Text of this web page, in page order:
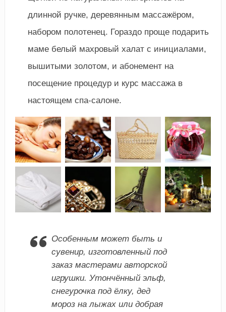
длинной ручке, деревянным массажёром,
набором полотенец. Гораздо проще подарить
маме белый махровый халат с инициалами,
вышитыми золотом, и абонемент на
посещение процедур и курс массажа в
настоящем спа-салоне.
Особенным может быть и
сувенир, изготовленный под
заказ мастерами авторской
игрушки. Утончённый эльф,
снегурочка под ёлку, дед
мороз на лыжах или добрая